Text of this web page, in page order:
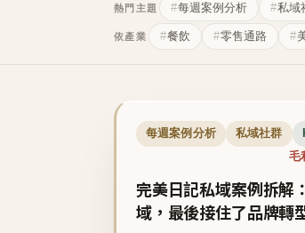
熱門主題 每週案例分析 私域
依產業 餐飲 零售通路
每週案例分析 私域社群
毛
完美日記私域案例拆解
域，最後接住了品牌轉